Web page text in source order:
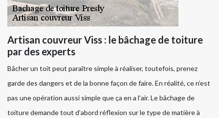
Artisan couvreur Viss : le bâchage de toiture
par des experts
Bâcher un toit peut paraître simple à réaliser, toutefois, prenez
garde des dangers et de la bonne façon de faire. En réalité, ce n’est
pas une opération aussi simple que ça en a l’air. Le bâchage de
toiture demande tout d’abord réflexion sur le type de matière à